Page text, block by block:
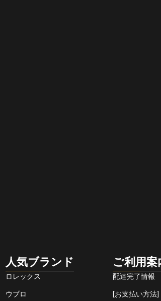
人気ブランド
ロレックス
ウブロ
ご利用案
配達完了情報
[お支払い方法]